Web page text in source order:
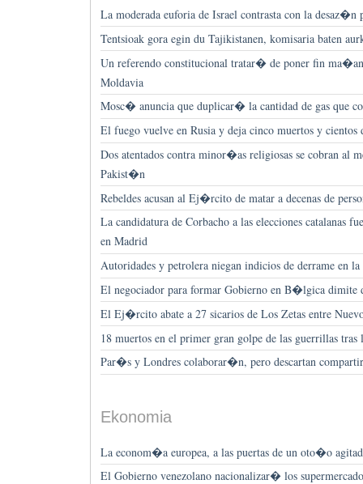
La moderada euforia de Israel contrasta con la desaz�n
Tentsioak gora egin du Tajikistanen, komisaria baten
Un referendo constitucional tratar� de poner fin
Moldavia
Mosc� anuncia que duplicar� la cantidad de gas que
El fuego vuelve en Rusia y deja cinco muertos y cientos
Dos atentados contra minor�as religiosas se cobran al
Pakist�n
Rebeldes acusan al Ej�rcito de matar a decenas de
La candidatura de Corbacho a las elecciones catalanas
en Madrid
Autoridades y petrolera niegan indicios de derrame en
El negociador para formar Gobierno en B�lgica dimite
El Ej�rcito abate a 27 sicarios de Los Zetas entre
18 muertos en el primer gran golpe de las guerrillas
Par�s y Londres colaborar�n, pero descartan
Ekonomia
La econom�a europea, a las puertas de un oto�o
El Gobierno venezolano nacionalizar� los